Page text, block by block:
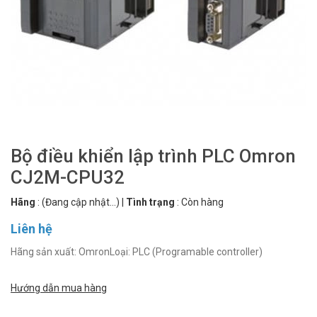
Bộ điều khiển lập trình PLC Omron
CJ2M-CPU32
Hãng : (Đang cập nhật...) Tình trạng : Còn hàng
Liên hệ
Hãng sản xuất: OmronLoại: PLC (Programable controller)
Hướng dẫn mua hàng